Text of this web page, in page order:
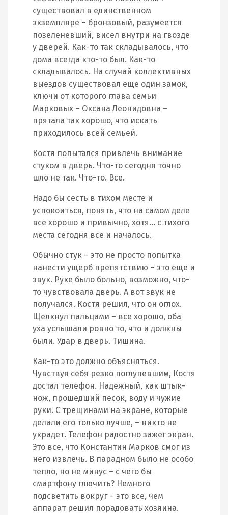
существовал в единственном
экземпляре – бронзовый, разумеется
позеленевший, висел внутри на гвозде
у дверей. Как-то так складывалось, что
дома всегда кто-то был. Как-то
складывалось. На случай коллективных
выездов существовал еще один замок,
ключи от которого глава семьи
Марковых – Оксана Леонидовна –
прятала так хорошо, что искать
приходилось всей семьей.
Костя попытался привлечь внимание
стуком в дверь. Что-то сегодня точно
шло не так. Что-то. Все.
Надо бы сесть в тихом месте и
успокоиться, понять, что на самом деле
все хорошо и привычно, хотя… с тихого
места сегодня все и началось.
Обычно стук – это не просто попытка
нанести ущерб препятствию – это еще и
звук. Руке было больно, возможно, что-
то чувствовала дверь. А вот звук не
получался. Костя решил, что он оглох.
Щелкнул пальцами – все хорошо, оба
уха услышали ровно то, что и должны
были. Удар в дверь. Тишина.
Как-то это должно объясняться.
Чувствуя себя резко поглупевшим, Костя
достал телефон. Надежный, как штык-
нож, прошедший песок, воду и чужие
руки. С трещинами на экране, которые
делали его только лучше, – никто не
украдет. Телефон радостно зажег экран.
Это все, что Константин Марков смог из
него извлечь. В парадном было не особо
тепло, но не минус – с чего бы
смартфону глючить? Немного
подсветить вокруг – это все, чем
аппарат решил порадовать хозяина.